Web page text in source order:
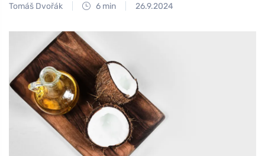
Tomáš Dvořák 6 min 26.9.2024